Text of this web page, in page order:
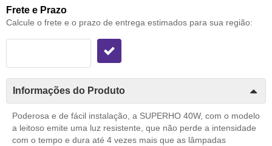
Frete e Prazo
Calcule o frete e o prazo de entrega estimados para sua região:
Informações do Produto
Poderosa e de fácil instalação, a SUPERHO 40W, com o modelo
a leitoso emite uma luz resistente, que não perde a intensidade
com o tempo e dura até 4 vezes mais que as lâmpadas